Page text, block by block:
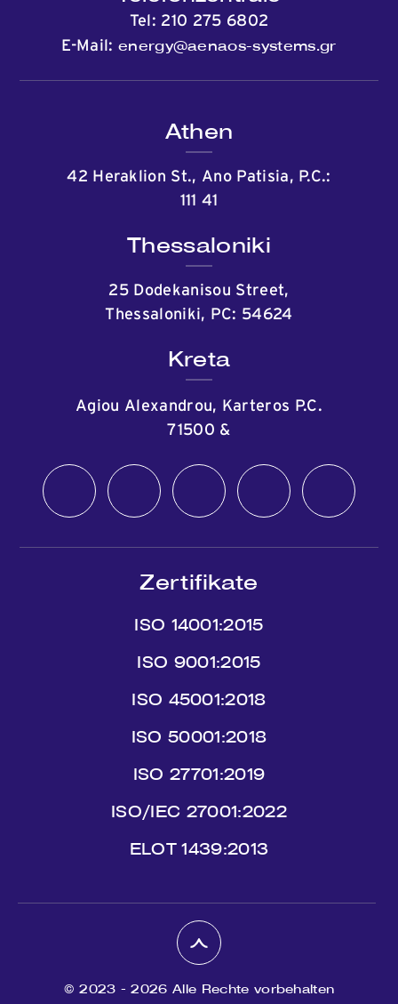
Tel: 210 275 6802
E-Mail: energy@aenaos-systems.gr
Athen
42 Heraklion St., Ano Patisia, P.C.:
111 41
Thessaloniki
25 Dodekanisou Street,
Thessaloniki, PC: 54624
Kreta
Agiou Alexandrou, Karteros P.C.
71500 &
Zertifikate
ISO 14001:2015
ISO 9001:2015
ISO 45001:2018
ISO 50001:2018
ISO 27701:2019
ISO/IEC 27001:2022
ΕLΟΤ 1439:2013
© 2023 - 2026 Alle Rechte vorbehalten